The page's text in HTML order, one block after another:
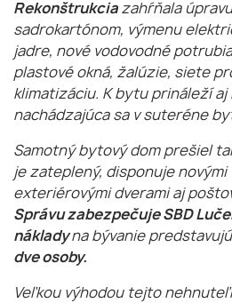
Rekonštrukcia zahŕňala
sadrokartónom, výmenu
jadre, nové vodovodné
plastové okná, žalúzie, siete
klimatizáciu. K bytu prináleží aj
nachádzajúca sa v suteréne
Samotný bytový dom prešiel
je zateplený, disponuje novými
exteriérovými dverami aj
Správu zabezpečuje SBD
nákladyna bývanie
dve osoby.
Veľkou výhodou tejto